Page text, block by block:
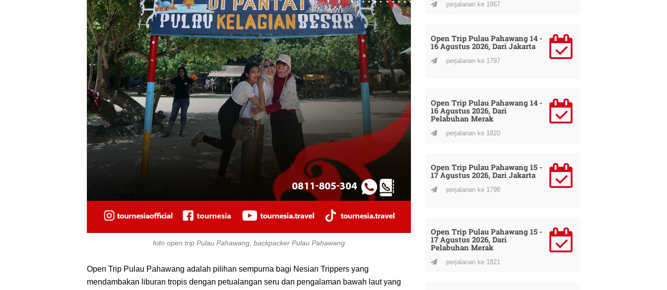
foto open trip Pulau Pahawang, backpacker Pulau Pahawang
Open Trip Pulau Pahawang adalah pilihan sempurna bagi Nesian Trippers yang
mendambakan liburan tropis dengan petualangan seru dan pengalaman bawah laut yang
perjalanan ke 1867
Open Trip Pulau Pahawang 14 -
16 Agustus 2026, Dari Jakarta
perjalanan ke 1797
Open Trip Pulau Pahawang 14 -
16 Agustus 2026, Dari
Pelabuhan Merak
perjalanan ke 1820
Open Trip Pulau Pahawang 15 -
17 Agustus 2026, Dari Jakarta
perjalanan ke 1798
Open Trip Pulau Pahawang 15 -
17 Agustus 2026, Dari
Pelabuhan Merak
perjalanan ke 1821